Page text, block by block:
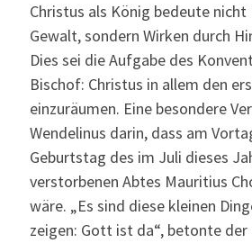
Christus als König bedeute nicht
Gewalt, sondern Wirken durch
Dies sei die Aufgabe des
Bischof: Christus in allem den
einzuräumen. Eine besondere
Wendelinus darin, dass am
Geburtstag des im Juli dieses
verstorbenen Abtes Mauritius
wäre. „Es sind diese kleinen
zeigen: Gott ist da“, betonte der